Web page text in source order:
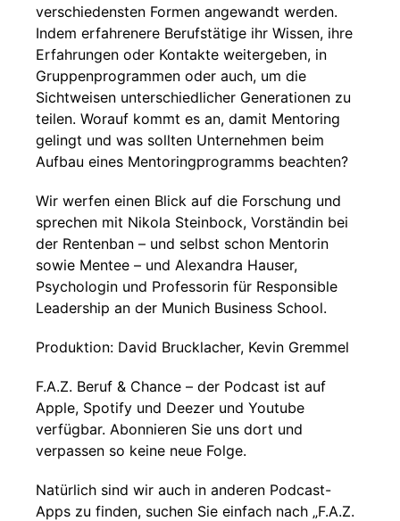
verschiedensten Formen angewandt werden.
Indem erfahrenere Berufstätige ihr Wissen, ihre
Erfahrungen oder Kontakte weitergeben, in
Gruppenprogrammen oder auch, um die
Sichtweisen unterschiedlicher Generationen zu
teilen. Worauf kommt es an, damit Mentoring
gelingt und was sollten Unternehmen beim
Aufbau eines Mentoringprogramms beachten?
Wir werfen einen Blick auf die Forschung und
sprechen mit Nikola Steinbock, Vorständin bei
der Rentenban – und selbst schon Mentorin
sowie Mentee – und Alexandra Hauser,
Psychologin und Professorin für Responsible
Leadership an der Munich Business School.
Produktion: David Brucklacher, Kevin Gremmel
F.A.Z. Beruf & Chance – der Podcast ist auf
Apple, Spotify und Deezer und Youtube
verfügbar. Abonnieren Sie uns dort und
verpassen so keine neue Folge.
Natürlich sind wir auch in anderen Podcast-
Apps zu finden, suchen Sie einfach nach „F.A.Z.